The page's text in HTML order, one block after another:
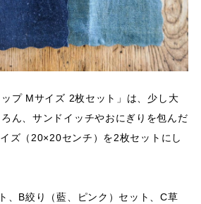
ップ Mサイズ 2枚セット」は、少し大
ん、サンドイッチやおにぎりを包んだ
ズ（20×20センチ）を2枚セットにし
、B絞り（藍、ピンク）セット、C草